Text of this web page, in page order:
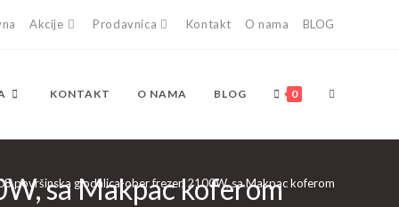
Akcije Prodavnica Kontakt O nama BLOG
KONTAKT O NAMA BLOG 0 TOGGLE
WEBSITE
sa Makpac koferom
površinska glodalica-ober frezer, 2100W, sa Makpac koferom